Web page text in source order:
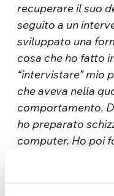
recuperare il suo
seguito a un
sviluppato una
cosa che ho fatto
“intervistare” mio
che aveva nella
comportamento.
ho preparato
computer. Ho poi
e progettisti che
prototipo